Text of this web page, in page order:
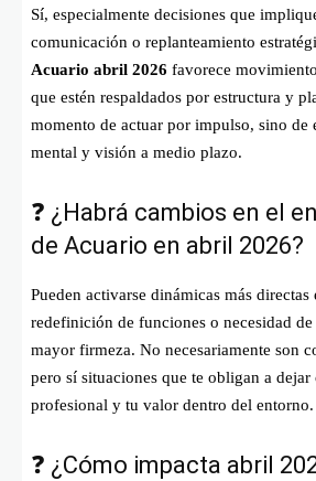
Sí, especialmente decisiones que
comunicación o replanteamiento
Acuario abril 2026 favorece
que estén respaldados por estructura y
momento de actuar por impulso, sino de
mental y visión a medio plazo.
❓ ¿Habrá cambios en el
de Acuario en abril 2026?
Pueden activarse dinámicas más directas
redefinición de funciones o necesidad
mayor firmeza. No necesariamente son
pero sí situaciones que te obligan a dejar
profesional y tu valor dentro del entorno.
❓ ¿Cómo impacta abril